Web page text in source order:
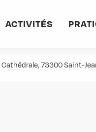
ACTIVITÉS
73300 Saint-